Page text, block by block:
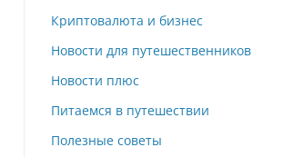
Криптовалюта и бизнес
Новости для путешественников
Новости плюс
Питаемся в путешествии
Полезные советы